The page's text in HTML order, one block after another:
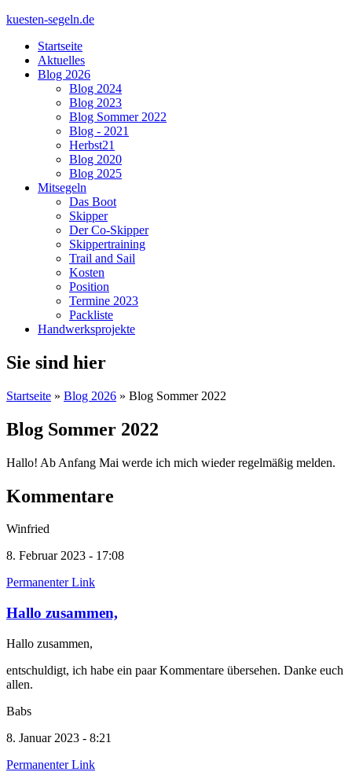
kuesten-segeln.de
Startseite
Aktuelles
Blog 2026
Blog 2024
Blog 2023
Blog Sommer 2022
Blog - 2021
Herbst21
Blog 2020
Blog 2025
Mitsegeln
Das Boot
Skipper
Der Co-Skipper
Skippertraining
Trail and Sail
Kosten
Position
Termine 2023
Packliste
Handwerksprojekte
Sie sind hier
Startseite » Blog 2026 » Blog Sommer 2022
Blog Sommer 2022
Hallo! Ab Anfang Mai werde ich mich wieder regelmäßig melden.
Kommentare
Winfried
8. Februar 2023 - 17:08
Permanenter Link
Hallo zusammen,
Hallo zusammen,
entschuldigt, ich habe ein paar Kommentare übersehen. Danke euch
allen.
Babs
8. Januar 2023 - 8:21
Permanenter Link